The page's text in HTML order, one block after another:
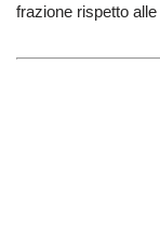
frazione rispetto